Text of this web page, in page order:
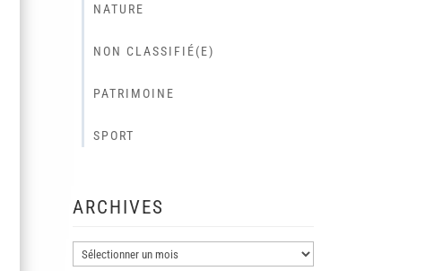
NATURE
NON CLASSIFIÉ(E)
PATRIMOINE
SPORT
ARCHIVES
Archives